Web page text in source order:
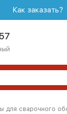
Как заказать?
для сварочного